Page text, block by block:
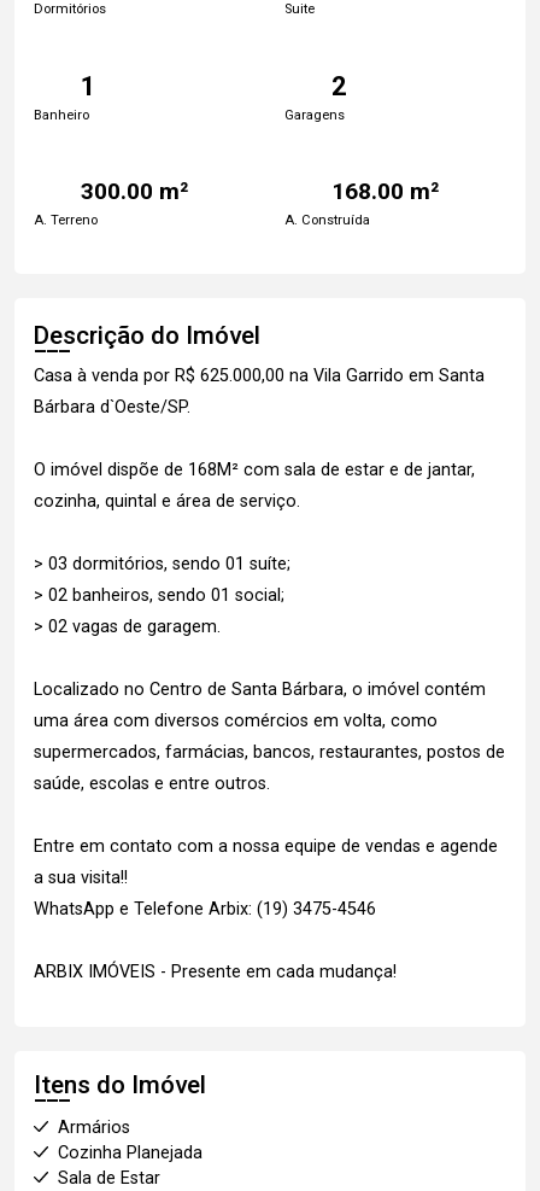
Dormitórios Suite
1
Banheiro
2
Garagens
300.00 m²
A. Terreno
168.00 m²
A. Construída
Descrição do Imóvel
Casa à venda por R$ 625.000,00 na Vila Garrido em Santa
Bárbara d`Oeste/SP.
O imóvel dispõe de 168M² com sala de estar e de jantar,
cozinha, quintal e área de serviço.
> 03 dormitórios, sendo 01 suíte;
> 02 banheiros, sendo 01 social;
> 02 vagas de garagem.
Localizado no Centro de Santa Bárbara, o imóvel contém
uma área com diversos comércios em volta, como
supermercados, farmácias, bancos, restaurantes, postos de
saúde, escolas e entre outros.
Entre em contato com a nossa equipe de vendas e agende
a sua visita!!
WhatsApp e Telefone Arbix: (19) 3475-4546
ARBIX IMÓVEIS - Presente em cada mudança!
Itens do Imóvel
Armários
Cozinha Planejada
Sala de Estar